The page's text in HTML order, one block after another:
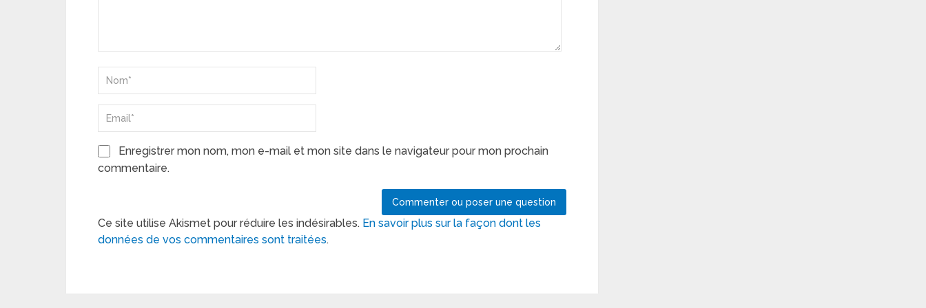
Enregistrer mon nom, mon e-mail et mon site dans le navigateur pour mon prochain
commentaire.
Ce site utilise Akismet pour réduire les indésirables. En savoir plus sur la façon dont les
données de vos commentaires sont traitées.